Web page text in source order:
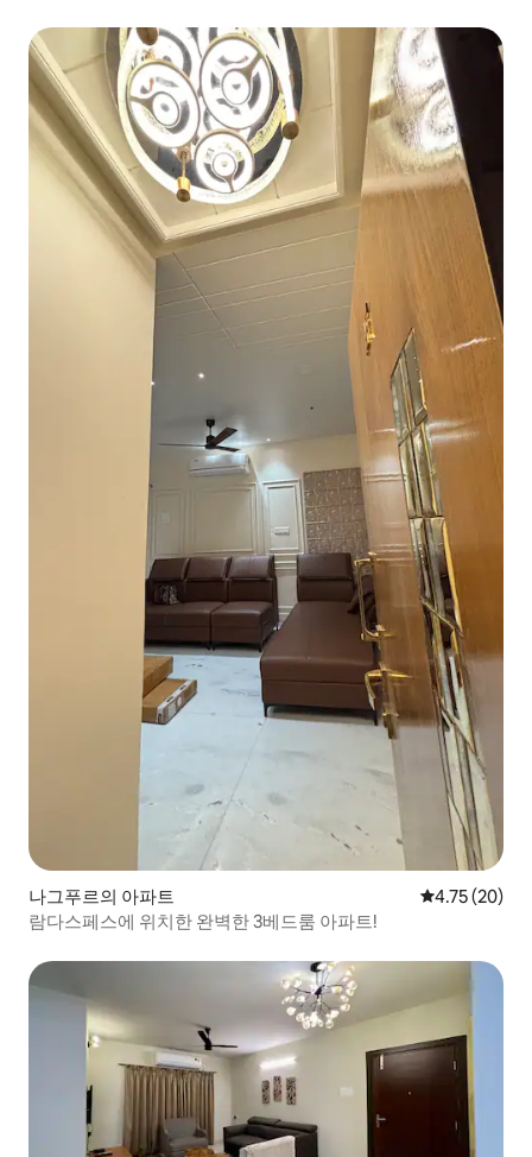
나그푸르의 아파트 평점 4.75점
4.75 (20)
람다스페스에 위치한 완벽한 3베드룸 아파트!